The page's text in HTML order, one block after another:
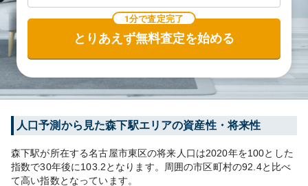
1分で査定完了
とりあえず無料査定を始める
人口予測から見た森下駅エリアの資産性・将来性
森下駅が所在する名古屋市東区の将来人口は2020年を100とした
指数で30年後に103.2となります。 周囲の市区町村の92.4と比べ
て高い指数となっています。